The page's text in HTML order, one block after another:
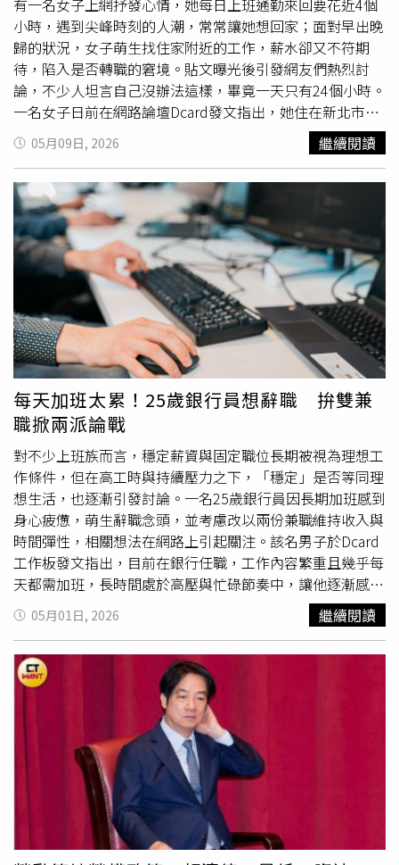
來很喜歡Threads的，希望之後不要爛掉」。Glen隨後也曝
光自己離開Meta後的下一步，笑說最近很多矽谷人被裁員
後，都跑去當流量創作者、職涯導師或開線上課程，「但我
還是走條別的路好了」，並透露接下來，他將到美國南灣當
健身團課老師，「歡迎灣區的朋友來玩」，同時他也幽默表
示「拜託別有網友來酸我要圖利，這一小時
時薪才27美元
（約新台幣850元）謝謝」。
有一名女子上網抒發心情，她每日上班通勤來回要花近4個
小時，遇到尖峰時刻的人潮，常常讓她想回家；面對早出晚
歸的狀況，女子萌生找住家附近的工作，薪水卻又不符期
待，陷入是否轉職的窘境。貼文曝光後引發網友們熱烈討
論，不少人坦言自己沒辦法這樣，畢竟一天只有24個小時。
一名女子日前在網路論壇Dcard發文指出，她住在新北市和
桃園市交界的迴龍地區，但公司卻在幾乎反方向的台北市南
港區，每日出門工作必須在捷運中和新蘆線與文湖線之間奔
波轉乘，尖峰時段甚至需排隊3次才能擠上車，往返通勤時
間竟長達近4個小時。接著女子透露，她為了趕上打卡，每
日早上6點多就得出門，直到晚上8點才踏進家門，主要會遇
到轉乘人潮壅塞，以及交通銜接困難；長久下來，她發現自
己在公司的時間遠比在家多，還會和同事自嘲，「回家一下
等下再來上班」。儘管女子有萌生換工作的念頭，但住家附
近工作的薪水都不符自身期待，且是文科生背景，能選擇的
工作有限，遲遲無法做出決斷，連她的爸媽都看不下去，勸
其乾脆報考地方特考以求返鄉服務。此文一出，底下引發網
友們熱烈討論，有一些人建議原PO可以去公司附近租屋，
因為時間是不可再生的稀缺資源，長期長途通勤等同於「拿
錢換命」，若將通勤時間換算成 時薪，這份工作的實質報酬
率恐大幅縮水。另外，有部分網友犀利指出，若年薪未達百
萬卻投入如此高的交通成本，對身心健康與職涯長期發展皆
是一種巨大內耗。事實上，長距離通勤帶來的「隱性成本」
不容小覷，有專家曾分析，長途通勤不僅會造成精神疲勞、
降低工作專注力，更會陷入「工作、回家、睡覺」的單一循
環，壓縮原本可用於運動、進修或社交的高品質時間，使生
活彈性降至最低。倘若又遭遇加班或突發交通狀況，生活節
奏極易失控，陷入惡性循環。因此專家建議，上班族在求職
或安排住處時，應該把通勤的隱形成本納入評估，除了金錢
收入，個人狀態同樣是重要的資本。
05月09日, 2026 繼續閱讀
每天加班太累！25歲銀行員想辭職 拚雙兼
職掀兩派論戰
對不少上班族而言，穩定薪資與固定職位長期被視為理想工
作條件，但在高工時與持續壓力之下，「穩定」是否等同理
想生活，也逐漸引發討論。一名25歲銀行員因長期加班感到
身心疲憊，萌生辭職念頭，並考慮改以兩份兼職維持收入與
時間彈性，相關想法在網路上引起關注。該名男子於Dcard
工作板發文指出，目前在銀行任職，工作內容繁重且幾乎每
天都需加班，長時間處於高壓與忙碌節奏中，讓他逐漸感到
疲累。雖然銀行職位普遍被視為穩定，但對他而言，這樣的
工作模式反而壓縮個人時間，使生活幾乎完全圍繞工作，難
以兼顧其他規劃。在重新思考職涯方向後，他表示有意辭去
正職，改以兩份兼職作為收入來源。他認為兼職工作在時間
安排上較具彈性，不需受固定班表限制，生活能有更多自主
空間，例如安排旅遊或從事追星等興趣活動。然而，他也坦
言對此選擇仍有顧慮，擔心長期僅從事兼職會被外界視為缺
乏上進心，因此上網詢問是否有人出社會後仍以兼職為主。
貼文曝光後，引來網友不同觀點。有網友分析指出，銀行工
作通常具備職涯發展與人脈累積的優勢，但若以收入為主要
考量，部分兼職工作的報酬未必較低，關鍵仍在於個人對未
來規劃的取捨。也有從事兼職的網友分享實際經驗，表示自
05月01日, 2026 繼續閱讀